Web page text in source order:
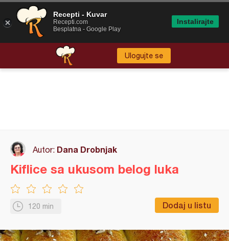
Ulogujte se
Autor: Dana Drobnjak
120 min Dodaj u listu
Kiflice sa ukusom belog luka
Recepti - Kuvar
Recepti.com
Besplatna - Google Play
Instalirajte